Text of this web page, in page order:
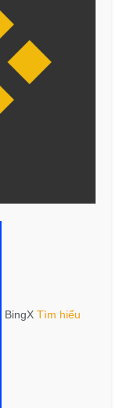
BingX Tìm hiểu